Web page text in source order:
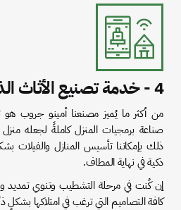
4 - خدمة تصنيع الأثاث الذكي
من أكثر ما يُميز مصنعنا أمينو جروب
ذلك بإمكاننا تأسيس المنازل
ذكية في نهاية المطاف.
إن كُنت في مرحلة التشطيب وتنوي تمديد
كافة التصاميم التي ترغب في امتلاكها